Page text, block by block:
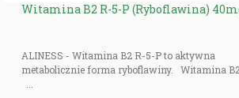
Witamina B2 R-5-P (Ryboflawina)
ALINESS - Witamina B2 R-5-P to aktywna
metabolicznie forma ryboflawiny. Witamina